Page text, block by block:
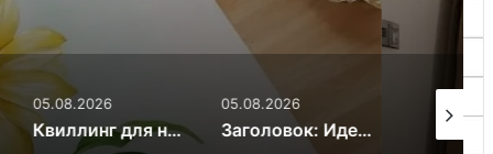
05.08.2026
Заголовок: Идеи декора для ванной комнаты: создаем стиль и уют
05.08.2026